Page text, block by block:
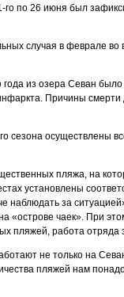
по 26 июня был
случая в феврале
из озера Севан
Причины смерти
сезона осуществлены
пляжа, на
установлены
наблюдать за
«острове чаек». При
пляжей, работа отряда
не только на
пляжей нам